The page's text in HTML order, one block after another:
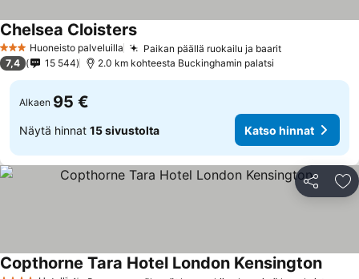
3 Tähtiluokitus
Huoneisto palveluilla Paikan päällä ruokailu ja baaritKatso hinnat
Chelsea CloistersKatso hinnat
7,4 15 544 2.0 km kohteesta Buckinghamin palatsi
Alkaen 95 €
Näytä hinnat 15 sivustolta Katso hinnat
Jaa
Copthorne Tara Hotel London Kensington